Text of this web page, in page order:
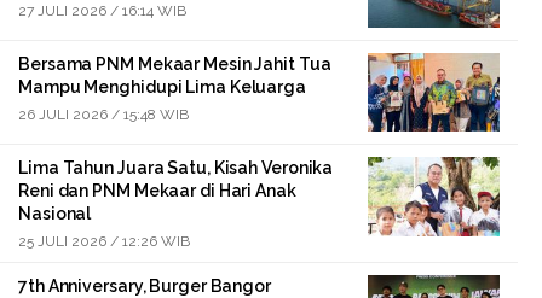
27 JULI 2026 / 16:14 WIB
Bersama PNM Mekaar Mesin Jahit Tua
Mampu Menghidupi Lima Keluarga
26 JULI 2026 / 15:48 WIB
Lima Tahun Juara Satu, Kisah Veronika
Reni dan PNM Mekaar di Hari Anak
Nasional
25 JULI 2026 / 12:26 WIB
7th Anniversary, Burger Bangor